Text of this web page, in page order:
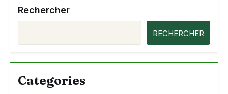
Rechercher
RECHERCHER
Categories